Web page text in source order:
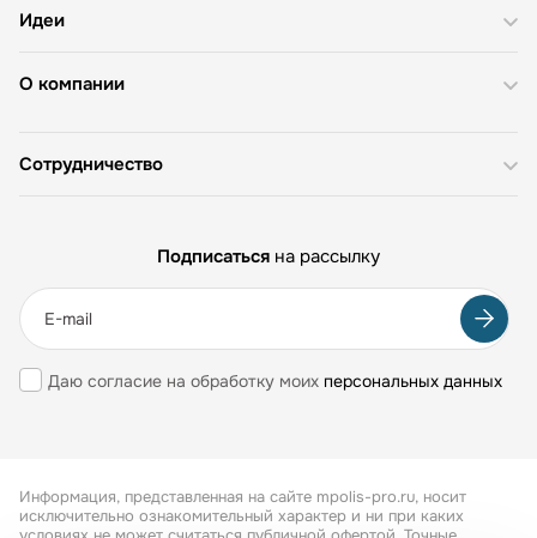
О компании
Идеи
Сотрудничество
Подписаться на рассылку
Даю согласие на обработку моих персональных данных
Информация, представленная на сайте mpolis-pro.ru, носит
исключительно ознакомительный характер и ни при каких